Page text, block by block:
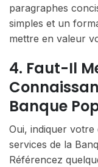
paragraphes
simples et un
mettre en valeur
4. Faut-Il
Banque
Oui, indiquer
services de la
Référencez